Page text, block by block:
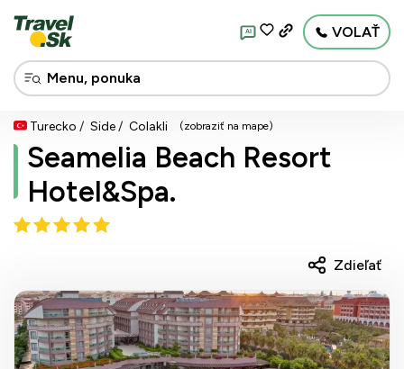
AI VOLAŤ
Turecko Side Colakli (zobraziť na mape)
Seamelia Beach Resort
Hotel&Spa.
Zdieľať